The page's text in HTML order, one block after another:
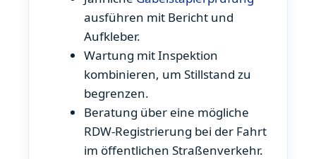
ausführen mit Bericht und
Aufkleber.
Wartung mit Inspektion
kombinieren, um Stillstand zu
begrenzen.
Beratung über eine mögliche
RDW-Registrierung bei der Fahrt
im öffentlichen Straßenverkehr.